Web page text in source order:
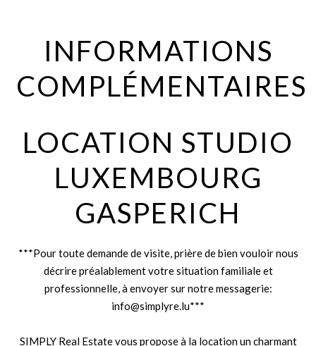
INFORMATIONS
COMPLÉMENTAIRES
LOCATION STUDIO
LUXEMBOURG
GASPERICH
***Pour toute demande de visite, prière de bien vouloir nous
décrire préalablement votre situation familiale et
professionnelle, à envoyer sur notre messagerie:
info@simplyre.lu***
SIMPLY Real Estate vous propose à la location un charmant